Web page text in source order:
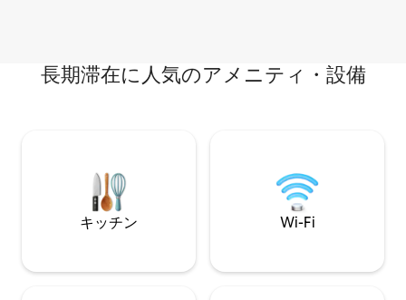
長期滞在に人気のアメニティ・設備
キッチン Wi-Fi